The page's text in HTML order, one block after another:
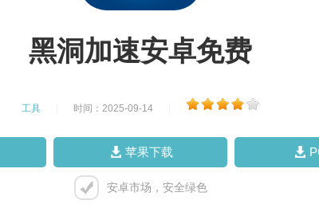
黑洞加速安卓免费
工具 时间：2025-09-14
苹果下载
安卓市场，安全绿色